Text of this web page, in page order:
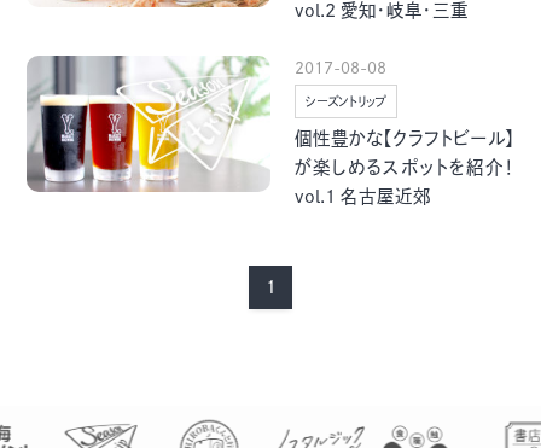
検索する
vol.2 愛知・岐阜・三重
2017-08-08
シーズントリップ
個性豊かな【クラフトビール】
が楽しめるスポットを紹介！
vol.1 名古屋近郊
1